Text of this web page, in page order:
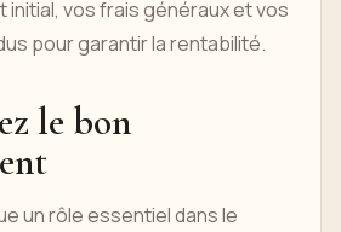
vos frais généraux et vos
pour garantir la rentabilité.
le bon
un rôle essentiel dans le